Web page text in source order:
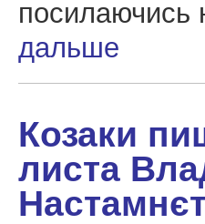
посилаючись
дальше
Козаки
листа